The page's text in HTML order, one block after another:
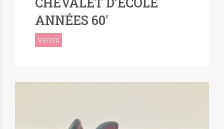
ANNÉES 60′
Vendu